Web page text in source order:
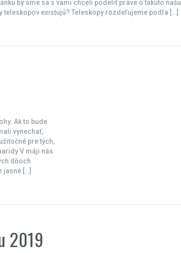
by sme sa s vami chceli podeliť práve o takúto našu
teleskopov existujú? Teleskopy rozdeľujeme podľa […]
Ak to bude
vynechať,
pre tých,
V máji nás
dňoch
jasne […]
2019